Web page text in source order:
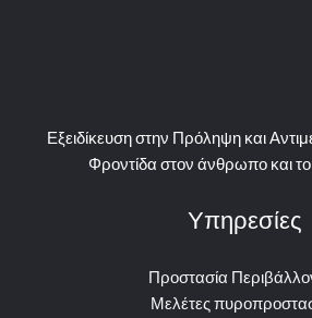
Εξειδίκευση στην Πρόληψη και
Φροντίδα στον άνθρωπο και
Υπηρεσίες
Προστασία
Μελέτες